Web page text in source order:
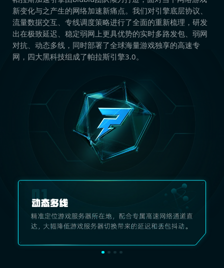
新变化与之产生的网络加速新痛点。我们对引擎底层协议、
流量数据交互、专线调度策略进行了全面的重新梳理，研发
出在极致延迟、稳定弱网上更具优势的实时多路发包、弱网
对抗、动态多线，同时部署了全球海量游戏独享的高速专
网，四大黑科技组成了帕拉斯引擎3.0。